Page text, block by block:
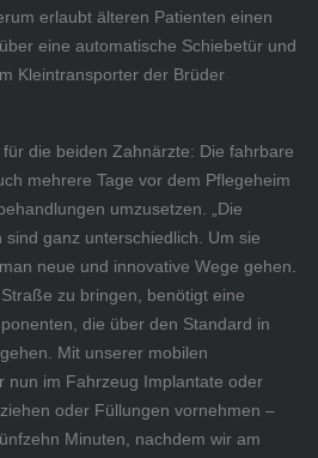
erlaubt älteren Patienten einen
eine automatische Schiebetür und
Kleintransporter der Brüder
die beiden Zahnärzte: Die fahrbare
mehrere Tage vor dem Pflegeheim
umzusetzen. „Die
ganz unterschiedlich. Um sie
neue und innovative Wege gehen.
zu bringen, benötigt eine
die über den Standard in
Mit unserer mobilen
nun im Fahrzeug Implantate oder
oder Füllungen vornehmen –
Minuten, nachdem wir am